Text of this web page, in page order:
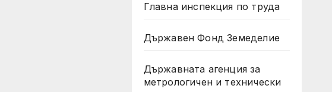
Главна инспекция по труда
Държавен Фонд Земеделие
Държавната агенция за
метрологичен и технически